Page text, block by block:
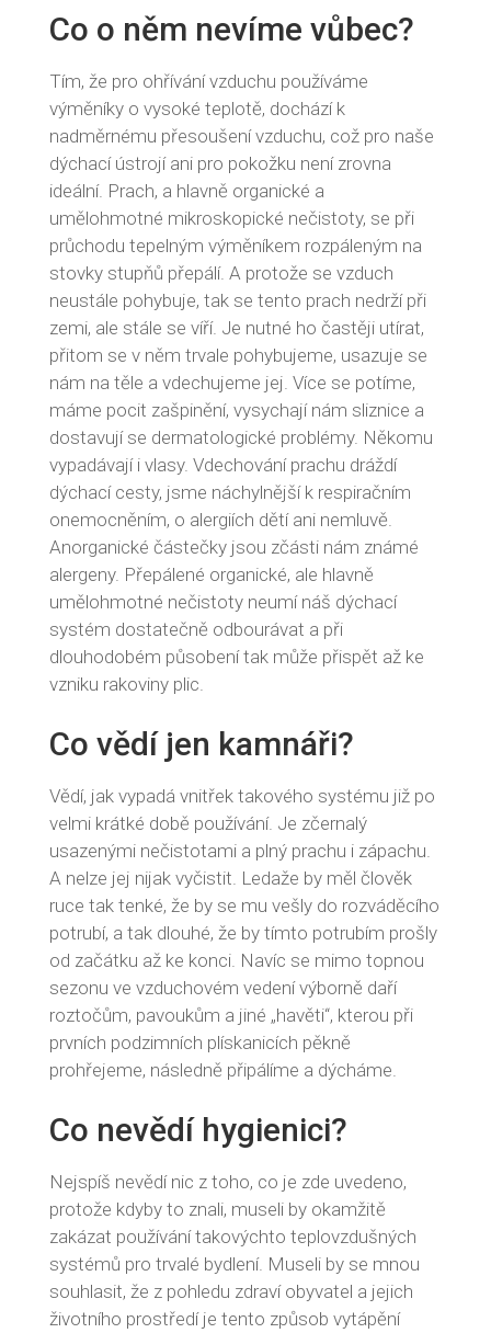
Co o něm nevíme vůbec?
Tím, že pro ohřívání vzduchu používáme
výměníky o vysoké teplotě, dochází k
nadměrnému přesoušení vzduchu, což pro naše
dýchací ústrojí ani pro pokožku není zrovna
ideální. Prach, a hlavně organické a
umělohmotné mikroskopické nečistoty, se při
průchodu tepelným výměníkem rozpáleným na
stovky stupňů přepálí. A protože se vzduch
neustále pohybuje, tak se tento prach nedrží při
zemi, ale stále se víří. Je nutné ho častěji utírat,
přitom se v něm trvale pohybujeme, usazuje se
nám na těle a vdechujeme jej. Více se potíme,
máme pocit zašpinění, vysychají nám sliznice a
dostavují se dermatologické problémy. Někomu
vypadávají i vlasy. Vdechování prachu dráždí
dýchací cesty, jsme náchylnější k respiračním
onemocněním, o alergiích dětí ani nemluvě.
Anorganické částečky jsou zčásti nám známé
alergeny. Přepálené organické, ale hlavně
umělohmotné nečistoty neumí náš dýchací
systém dostatečně odbourávat a při
dlouhodobém působení tak může přispět až ke
vzniku rakoviny plic.
Co vědí jen kamnáři?
Vědí, jak vypadá vnitřek takového systému již po
velmi krátké době používání. Je zčernalý
usazenými nečistotami a plný prachu i zápachu.
A nelze jej nijak vyčistit. Ledaže by měl člověk
ruce tak tenké, že by se mu vešly do rozváděcího
potrubí, a tak dlouhé, že by tímto potrubím prošly
od začátku až ke konci. Navíc se mimo topnou
sezonu ve vzduchovém vedení výborně daří
roztočům, pavoukům a jiné „havěti“, kterou při
prvních podzimních plískanicích pěkně
prohřejeme, následně připálíme a dýcháme.
Co nevědí hygienici?
Nejspíš nevědí nic z toho, co je zde uvedeno,
protože kdyby to znali, museli by okamžitě
zakázat používání takovýchto teplovzdušných
systémů pro trvalé bydlení. Museli by se mnou
souhlasit, že z pohledu zdraví obyvatel a jejich
životního prostředí je tento způsob vytápění